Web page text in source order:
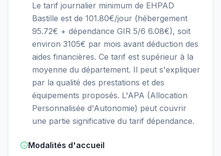
Le tarif journalier minimum de EHPAD
Bastille est de 101.80€/jour (hébergement
95.72€ + dépendance GIR 5/6 6.08€), soit
environ 3105€ par mois avant déduction des
aides financières. Ce tarif est supérieur à la
moyenne du département. Il peut s'expliquer
par la qualité des prestations et des
équipements proposés. L'APA (Allocation
Personnalisée d'Autonomie) peut couvrir
une partie significative du tarif dépendance.
Modalités d'accueil